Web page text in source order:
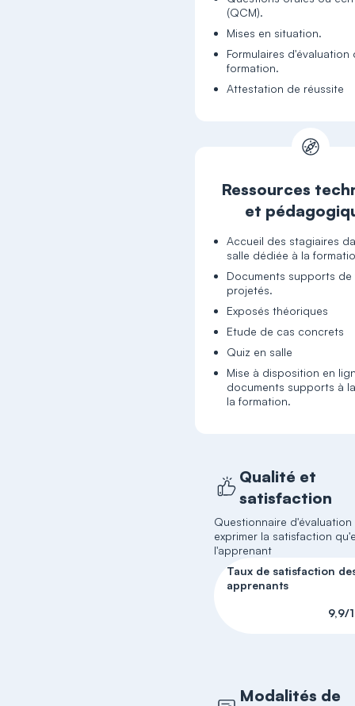
(QCM).
Mises en situation.
Formulaires d'évaluation
formation.
Attestation de réussite
Ressources
et
Accueil des stagiaires
salle dédiée à la
Documents supports
projetés.
Exposés théoriques
Etude de cas concrets
Quiz en salle
Mise à disposition en
documents supports à
la formation.
Qualité et
satisfaction
Questionnaire
exprimer la satisfaction
l'apprenant
Taux de satisfaction
apprenants
9,9/
Modalités de